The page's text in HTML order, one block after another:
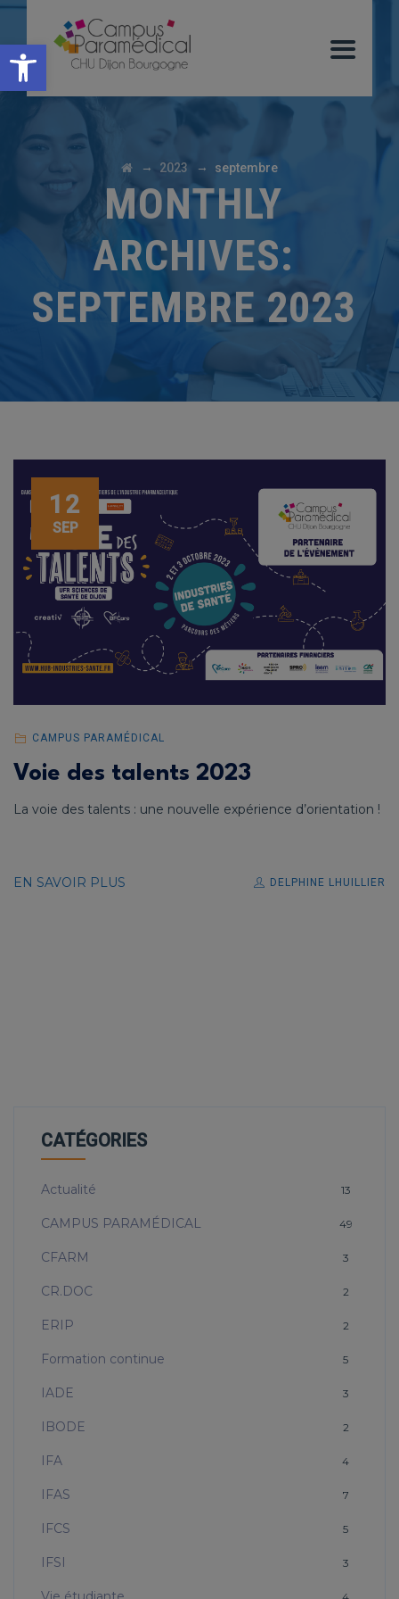
Ouvrir la barre d’outils
→ 2023 → septembre
MONTHLY
ARCHIVES:
SEPTEMBRE 2023
12
SEP
CAMPUS PARAMÉDICAL
Voie des talents 2023
La voie des talents : une nouvelle expérience d’orientation !
EN SAVOIR PLUS DELPHINE LHUILLIER
CATÉGORIES
Actualité 13
CAMPUS PARAMÉDICAL 49
CFARM 3
CR.DOC 2
ERIP 2
Formation continue 5
IADE 3
IBODE 2
IFA 4
IFAS 7
IFCS 5
IFSI 3